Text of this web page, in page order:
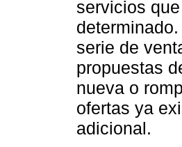
servicios
serie de
propuestas
nueva o
ofertas ya
adicional.